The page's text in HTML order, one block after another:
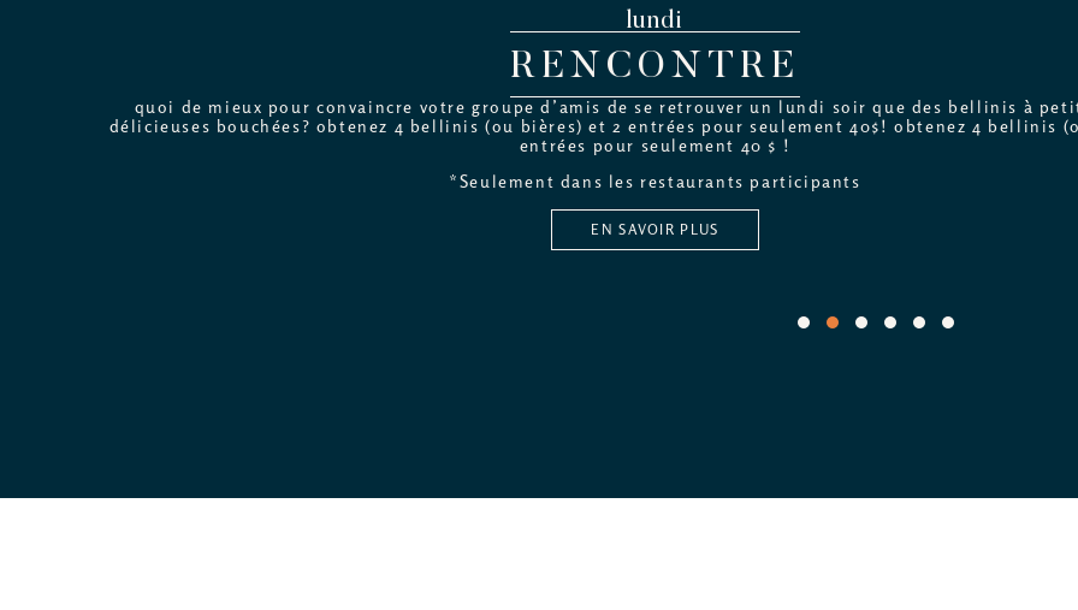
lundi
RENCONTRE
quoi de mieux pour convaincre votre groupe d’amis de se retrouver un lundi soir que des bellinis à
délicieuses bouchées? obtenez 4 bellinis (ou bières) et 2 entrées pour seulement 40$! obtenez 4 bellinis
entrées pour seulement 40 $ !
*Seulement dans les restaurants participants
EN SAVOIR PLUS
3 4 5 6